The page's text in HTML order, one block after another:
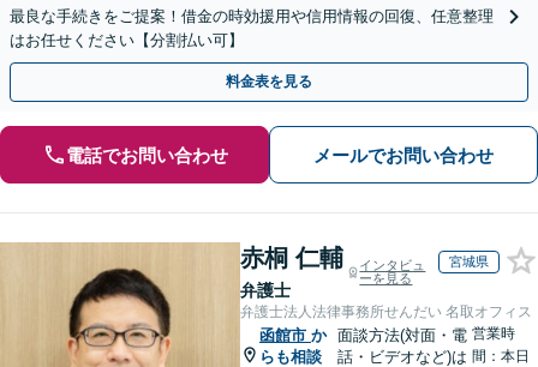
最良な手続きをご提案！借金の時効援用や信用情報の回復、任意整理
はお任せください【分割払い可】
料金表を見る
電話でお問い合わせ メールでお問い合わせ
赤桐 仁輔
弁護士
インタビュ
ーを見る
宮城県
弁護士法人法律事務所せんだい 名取オフィス
函館市 か
らも相談
面談方法(対面・電
話・ビデオなど)は
営業時
間：本日